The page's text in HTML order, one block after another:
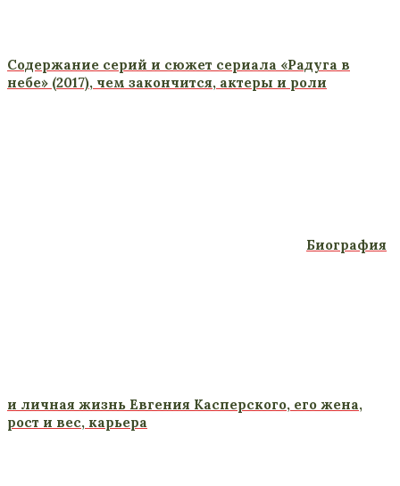
Содержание серий и сюжет сериала «Радуга в
небе» (2017), чем закончится, актеры и роли
Биография
и личная жизнь Евгения Касперского, его жена,
рост и вес, карьера